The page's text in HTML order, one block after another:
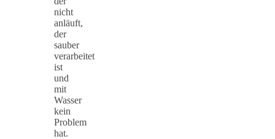
nicht
anläuft,
der
sauber
verarbeitet
ist
und
mit
Wasser
kein
Problem
hat.